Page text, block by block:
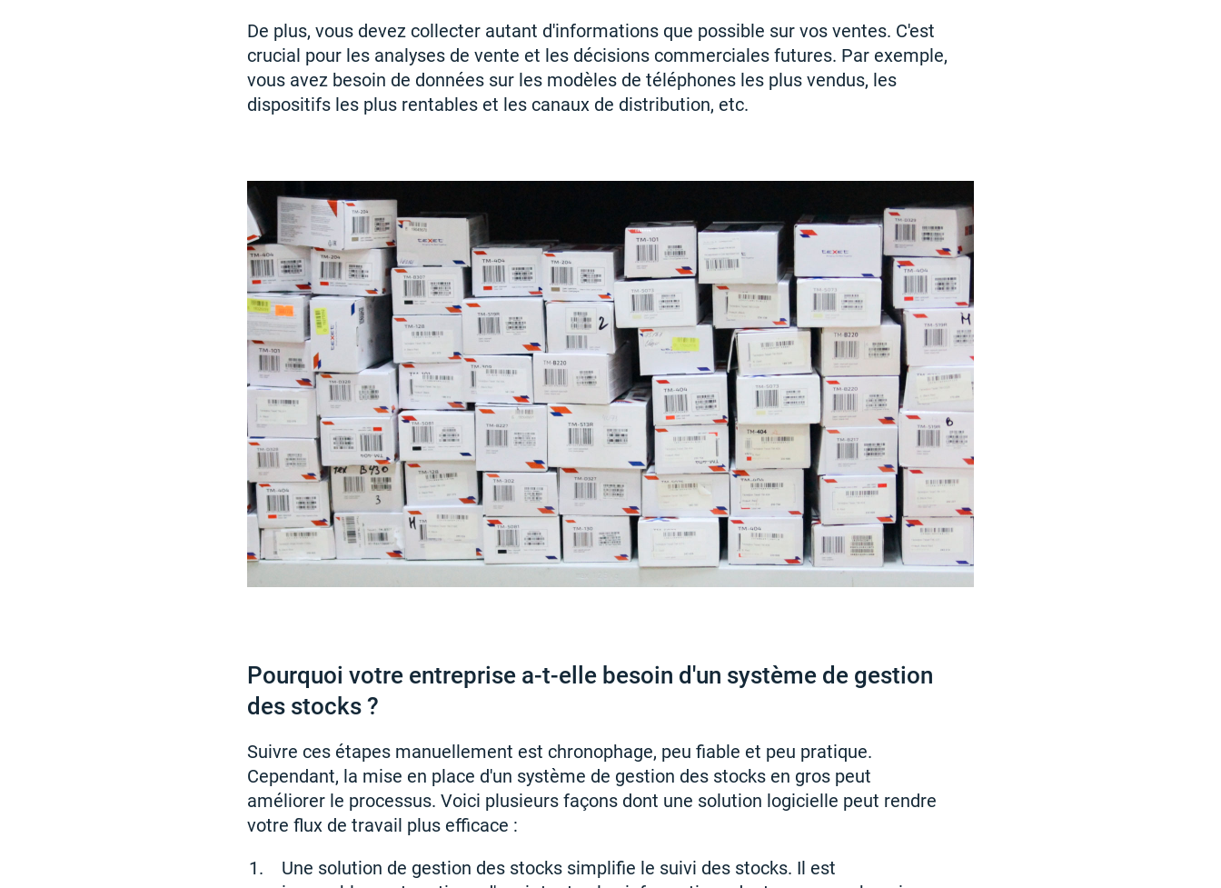
De plus, vous devez collecter autant d'informations que possible sur vos ventes. C'est
crucial pour les analyses de vente et les décisions commerciales futures. Par exemple,
vous avez besoin de données sur les modèles de téléphones les plus vendus, les
dispositifs les plus rentables et les canaux de distribution, etc.
Pourquoi votre entreprise a-t-elle besoin d'un système de gestion
des stocks ?
Suivre ces étapes manuellement est chronophage, peu fiable et peu pratique.
Cependant, la mise en place d'un système de gestion des stocks en gros peut
améliorer le processus. Voici plusieurs façons dont une solution logicielle peut rendre
votre flux de travail plus efficace :
Une solution de gestion des stocks simplifie le suivi des stocks. Il est